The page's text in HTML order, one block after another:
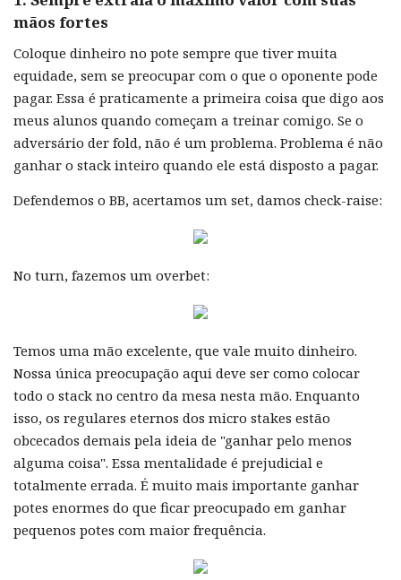
mãos fortes
Coloque dinheiro no pote sempre que tiver muita
equidade, sem se preocupar com o que o oponente pode
pagar. Essa é praticamente a primeira coisa que digo aos
meus alunos quando começam a treinar comigo. Se o
adversário der fold, não é um problema. Problema é não
ganhar o stack inteiro quando ele está disposto a pagar.
Defendemos o BB, acertamos um set, damos check-raise:
No turn, fazemos um overbet:
Temos uma mão excelente, que vale muito dinheiro.
Nossa única preocupação aqui deve ser como colocar
todo o stack no centro da mesa nesta mão. Enquanto
isso, os regulares eternos dos micro stakes estão
obcecados demais pela ideia de "ganhar pelo menos
alguma coisa". Essa mentalidade é prejudicial e
totalmente errada. É muito mais importante ganhar
potes enormes do que ficar preocupado em ganhar
pequenos potes com maior frequência.